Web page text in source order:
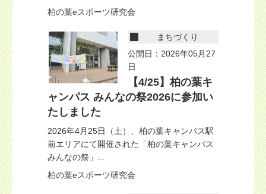
柏の葉eスポーツ研究会
まちづくり
公開日：2026年05月27
日
【4/25】柏の葉キ
ャンパス みんなの祭2026に参加い
たしました
2026年4月25日（土）、柏の葉キャンパス駅
前エリアにて開催された「柏の葉キャンパス
みんなの祭」...
柏の葉eスポーツ研究会